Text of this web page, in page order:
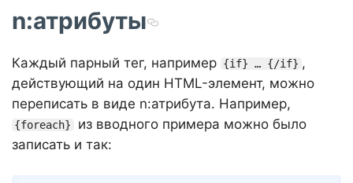
n:атрибуты
Каждый парный тег, например {if} … {/if} ,
действующий на один HTML-элемент, можно
переписать в виде n:атрибута. Например,
{foreach}
из вводного примера можно было
записать и так: